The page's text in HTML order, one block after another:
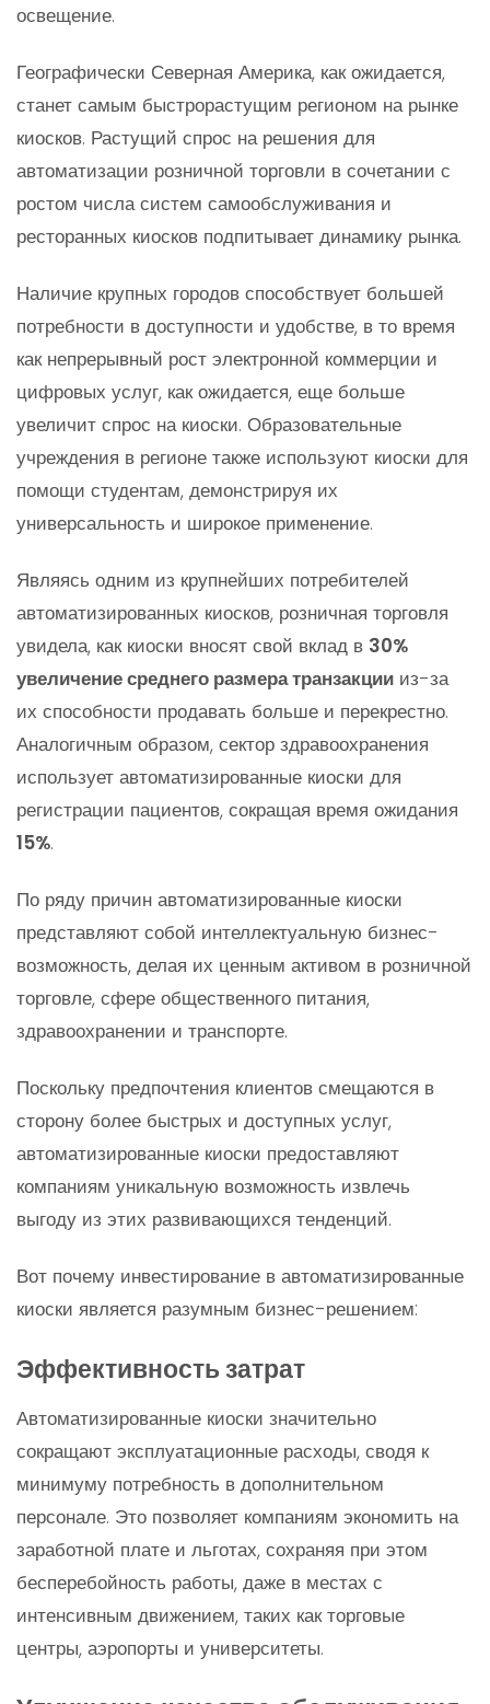
освещение.
Географически Северная Америка, как ожидается,
станет самым быстрорастущим регионом на рынке
киосков. Растущий спрос на решения для
автоматизации розничной торговли в сочетании с
ростом числа систем самообслуживания и
ресторанных киосков подпитывает динамику рынка.
Наличие крупных городов способствует большей
потребности в доступности и удобстве, в то время
как непрерывный рост электронной коммерции и
цифровых услуг, как ожидается, еще больше
увеличит спрос на киоски. Образовательные
учреждения в регионе также используют киоски для
помощи студентам, демонстрируя их
универсальность и широкое применение.
Являясь одним из крупнейших потребителей
автоматизированных киосков, розничная торговля
увидела, как киоски вносят свой вклад в 30%
увеличение среднего размера транзакции из-за
их способности продавать больше и перекрестно.
Аналогичным образом, сектор здравоохранения
использует автоматизированные киоски для
регистрации пациентов, сокращая время ожидания
15%.
По ряду причин автоматизированные киоски
представляют собой интеллектуальную бизнес-
возможность, делая их ценным активом в розничной
торговле, сфере общественного питания,
здравоохранении и транспорте.
Поскольку предпочтения клиентов смещаются в
сторону более быстрых и доступных услуг,
автоматизированные киоски предоставляют
компаниям уникальную возможность извлечь
выгоду из этих развивающихся тенденций.
Вот почему инвестирование в автоматизированные
киоски является разумным бизнес-решением:
Эффективность затрат
Автоматизированные киоски значительно
сокращают эксплуатационные расходы, сводя к
минимуму потребность в дополнительном
персонале. Это позволяет компаниям экономить на
заработной плате и льготах, сохраняя при этом
бесперебойность работы, даже в местах с
интенсивным движением, таких как торговые
центры, аэропорты и университеты.